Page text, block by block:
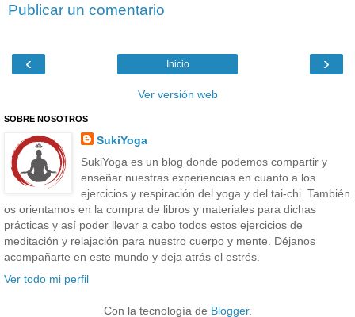
Publicar un comentario
‹ ›
Inicio
Ver versión web
SOBRE NOSOTROS
SukiYoga
SukiYoga es un blog donde podemos compartir y
enseñar nuestras experiencias en cuanto a los
ejercicios y respiración del yoga y del tai-chi. También
os orientamos en la compra de libros y materiales para dichas
prácticas y así poder llevar a cabo todos estos ejercicios de
meditación y relajación para nuestro cuerpo y mente. Déjanos
acompañarte en este mundo y deja atrás el estrés.
Ver todo mi perfil
Con la tecnología de Blogger.